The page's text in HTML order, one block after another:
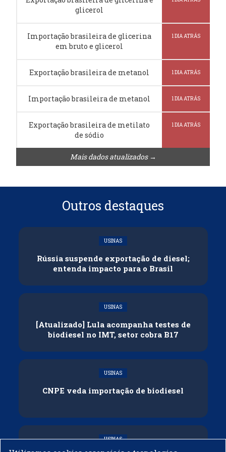
glicerol
Importação brasileira de glicerina
em bruto e glicerol
1 DIA ATRÁS
Exportação brasileira de metanol 1 DIA ATRÁS
Importação brasileira de metanol 1 DIA ATRÁS
Exportação brasileira de metilato
de sódio
1 DIA ATRÁS
Mais dados atualizados →
Outros destaques
USINAS
Rússia suspende exportação de diesel;
entenda impacto para o Brasil
USINAS
[Atualizado] Lula acompanha testes de
biodiesel no IMT, setor cobra B17
USINAS
CNPE veda importação de biodiesel
USINAS